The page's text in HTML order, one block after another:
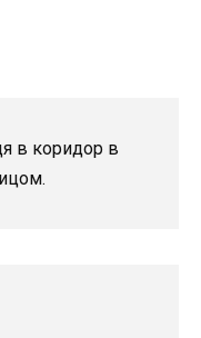
в коридор в